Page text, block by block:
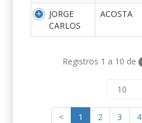
JORGE
CARLOS
ACOSTA
Registros 1 a 10 de
< 1 2 3 4